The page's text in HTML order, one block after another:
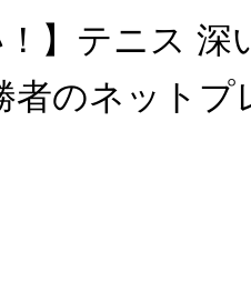
】テニス 深
者のネットプ